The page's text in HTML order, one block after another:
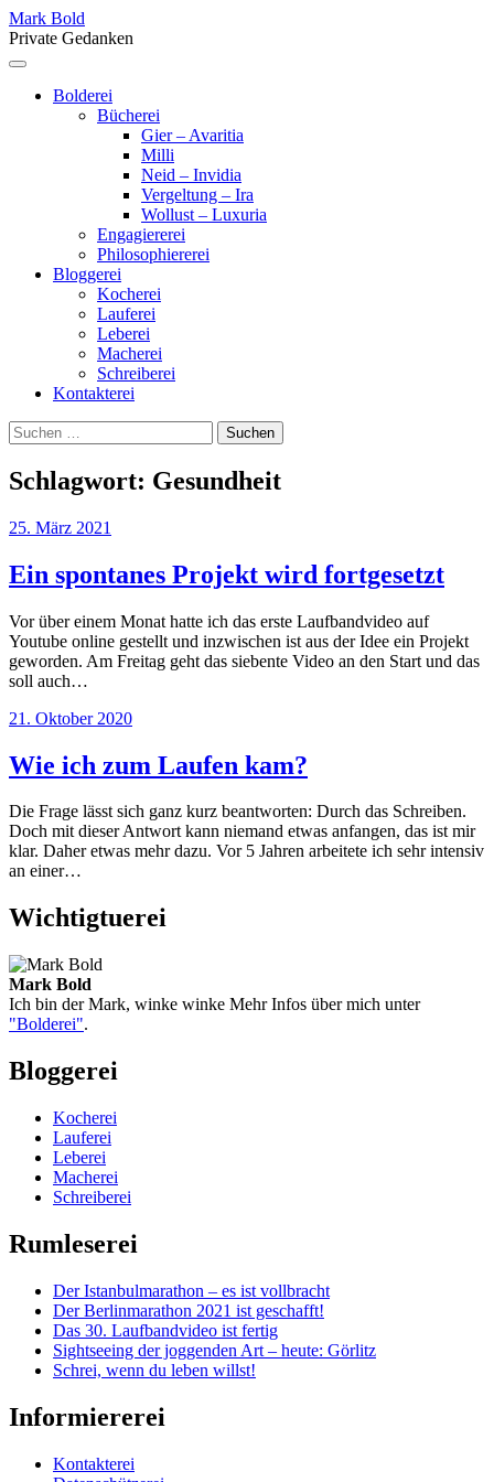
Skip
to
content
Mark Bold
Private Gedanken
Menu
Bolderei
Bücherei
Gier – Avaritia
Milli
Neid – Invidia
Vergeltung – Ira
Wollust – Luxuria
Engagiererei
Philosophiererei
Bloggerei
Kocherei
Lauferei
Leberei
Macherei
Schreiberei
Kontakterei
Suchen
nach:
Schlagwort: Gesundheit
25. März 2021
Ein spontanes Projekt wird fortgesetzt
Vor über einem Monat hatte ich das erste Laufbandvideo auf
Youtube online gestellt und inzwischen ist aus der Idee ein Projekt
geworden. Am Freitag geht das siebente Video an den Start und das
soll auch…
21. Oktober 2020
Wie ich zum Laufen kam?
Die Frage lässt sich ganz kurz beantworten: Durch das Schreiben.
Doch mit dieser Antwort kann niemand etwas anfangen, das ist mir
klar. Daher etwas mehr dazu. Vor 5 Jahren arbeitete ich sehr intensiv
an einer…
Wichtigtuerei
Mark Bold
Ich bin der Mark, winke winke Mehr Infos über mich unter
"Bolderei".
Bloggerei
Kocherei
Lauferei
Leberei
Macherei
Schreiberei
Rumleserei
Der Istanbulmarathon – es ist vollbracht
Der Berlinmarathon 2021 ist geschafft!
Das 30. Laufbandvideo ist fertig
Sightseeing der joggenden Art – heute: Görlitz
Schrei, wenn du leben willst!
Informiererei
Kontakterei